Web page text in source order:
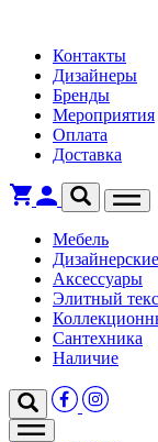
Контакты
Дизайнеры
Бренды
Мероприятия
Оплата
Доставка
Мебель
Аксессуары
Элитный
Сантехника
Наличие